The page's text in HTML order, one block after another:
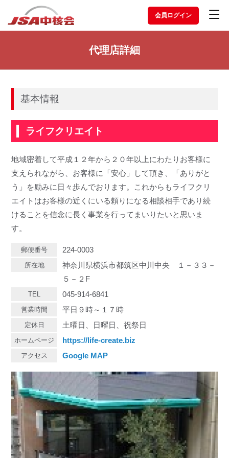
会員ログイン
代理店詳細
基本情報
ライフクリエイト
地域密着して平成１２年から２０年以上にわたりお客様に
支えられながら、お客様に「安心」して頂き、「ありがと
う」を励みに日々歩んでおります。これからもライフクリ
エイトはお客様の近くにいる頼りになる相談相手であり続
けることを信念に長く事業を行ってまいりたいと思いま
す。
郵便番号 224-0003
所在地
神奈川県横浜市都筑区中川中央 １－３３－
５－２F
TEL 045-914-6841
営業時間 平日９時～１７時
定休日 土曜日、日曜日、祝祭日
ホームページ https://life-create.biz
アクセス Google MAP